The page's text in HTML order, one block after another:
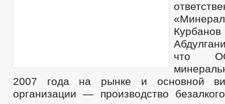
что
2007 года на рынке и основной
организации — производство